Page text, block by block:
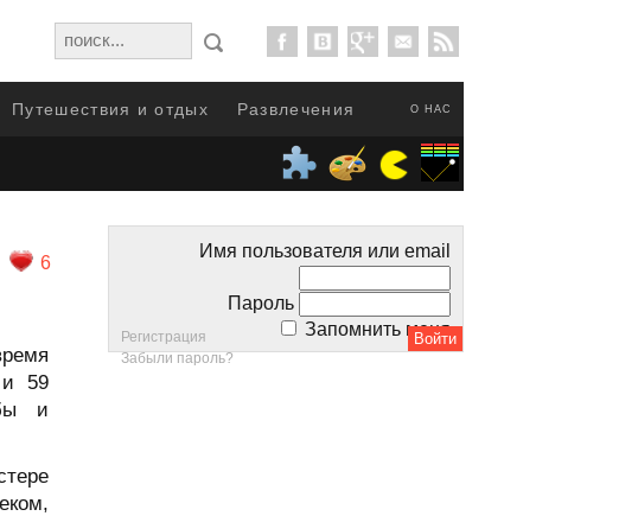
О НАС
Путешествия и отдых Развлечения
6
и 59
и
Имя пользователя или email
Пароль
Запомнить меня
Регистрация
Забыли пароль?